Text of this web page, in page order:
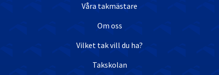
Våra takmästare
Om oss
Vilket tak vill du ha?
Takskolan